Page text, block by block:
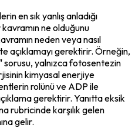
en sık yanlış anladığı
ne olduğunu
neden veya nasıl
açıklamayı gerektirir. Örneğin,
sorusu, yalnızca fotosentezin
kimyasal enerjiye
rolünü ve ADP ile
gerektirir. Yanıtta eksik
rubricinde karşılık gelen
gelir.